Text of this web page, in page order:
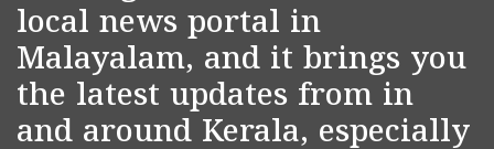
local news portal in
Malayalam, and it brings you
the latest updates from in
and around Kerala, especially